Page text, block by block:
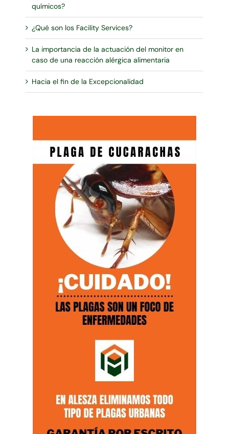
químicos?
¿Qué son los Facility Services?
La importancia de la actuación del monitor en
caso de una reacción alérgica alimentaria
Hacia el fin de la Excepcionalidad